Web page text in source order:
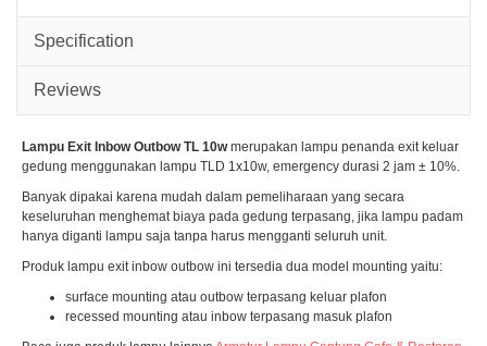
Specification
Reviews
Lampu Exit Inbow Outbow TL 10wmerupakan lampu penanda exit keluar
gedung menggunakan lampu TLD 1x10w, emergency durasi 2 jam ± 10%.
Banyak dipakai karena mudah dalam pemeliharaan yang secara
keseluruhan menghemat biaya pada gedung terpasang, jika lampu padam
hanya diganti lampu saja tanpa harus mengganti seluruh unit.
Produk lampu exit inbow outbow ini tersedia dua model mounting yaitu:
surface mounting atau outbow terpasang keluar plafon
recessed mounting atau inbow terpasang masuk plafon